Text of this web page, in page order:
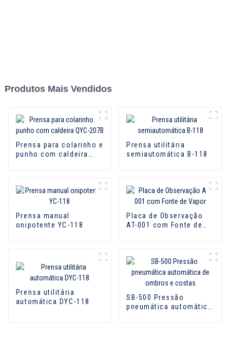
Produtos Mais Vendidos
Prensa para colarinho e
punho com caldeira
Prensa utilitária
semiautomática B-118
Prensa manual
onipotente YC-118
Placa de Observação
AT-001 com Fonte de
Prensa utilitária
automática DYC-118
SB-500 Pressão
pneumática automática